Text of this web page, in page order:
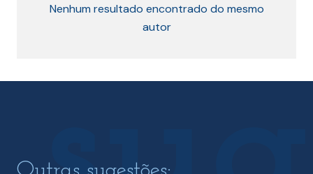
Nenhum resultado encontrado do mesmo
autor